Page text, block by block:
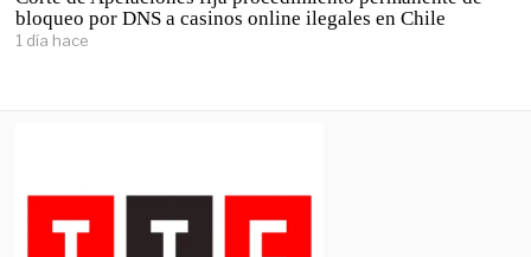
bloqueo por DNS a casinos online ilegales en Chile
1 día hace